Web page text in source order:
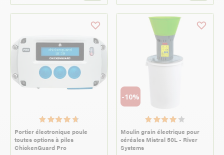
Portier électronique poule
toutes options à piles
ChickenGuard Pro
-10%
Moulin grain électrique pour
céréales Mistral 50L - River
Systems